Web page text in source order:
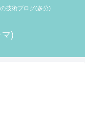
技術ブログ(多分)
)